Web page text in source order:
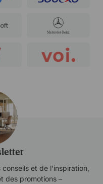
et de l'inspiration,
des promotions –